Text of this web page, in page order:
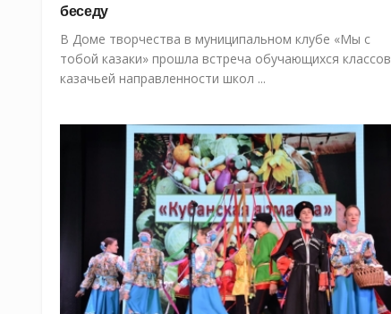
беседу
В Доме творчества в муниципальном клубе «Мы с
тобой казаки» прошла встреча обучающихся классов
казачьей направленности школ ...